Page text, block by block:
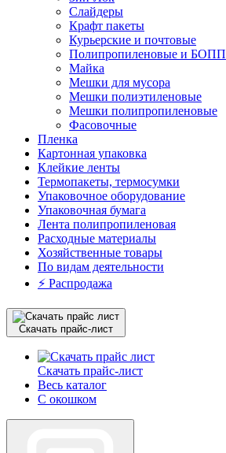
Слайдеры
Крафт пакеты
Курьерские и почтовые
Полипропиленовые и БОПП
Майка
Мешки для мусора
Мешки полиэтиленовые
Мешки полипропиленовые
Фасовочные
Пленка
Картонная упаковка
Клейкие ленты
Термопакеты, термосумки
Упаковочное оборудование
Упаковочная бумага
Лента полипропиленовая
Расходные материалы
Хозяйственные товары
По видам деятельности
⚡️ Распродажа
Скачать прайс-лист
Скачать прайс-лист
Весь каталог
С окошком